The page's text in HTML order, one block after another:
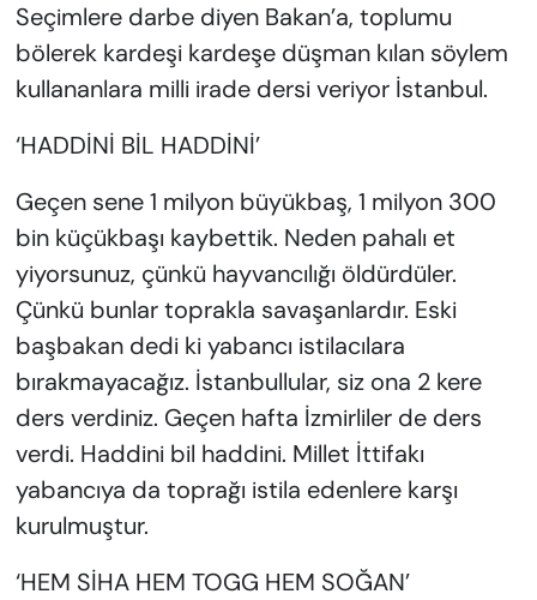
Seçimlere darbe diyen Bakan’a, toplumu
bölerek kardeşi kardeşe düşman kılan söylem
kullananlara milli irade dersi veriyor İstanbul.
‘HADDİNİ BİL HADDİNİ’
Geçen sene 1 milyon büyükbaş, 1 milyon 300
bin küçükbaşı kaybettik. Neden pahalı et
yiyorsunuz, çünkü hayvancılığı öldürdüler.
Çünkü bunlar toprakla savaşanlardır. Eski
başbakan dedi ki yabancı istilacılara
bırakmayacağız. İstanbullular, siz ona 2 kere
ders verdiniz. Geçen hafta İzmirliler de ders
verdi. Haddini bil haddini. Millet İttifakı
yabancıya da toprağı istila edenlere karşı
kurulmuştur.
‘HEM SİHA HEM TOGG HEM SOĞAN’